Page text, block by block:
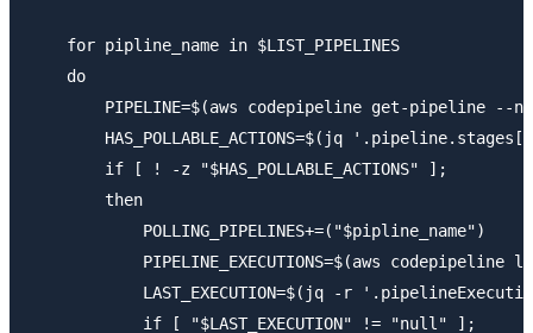
    for pipline_name in $LIST_PIPELINES
    do
PIPELINE=$(aws codepipeline get-pipeline --
HAS_POLLABLE_ACTIONS=$(jq
        if [ ! -z "$HAS_POLLABLE_ACTIONS" ];
        then
            POLLING_PIPELINES+=("$pipline_name")
PIPELINE_EXECUTIONS=$(aws codepipeline
LAST_EXECUTION=$(jq -r
            if [ "$LAST_EXECUTION" != "null" ];